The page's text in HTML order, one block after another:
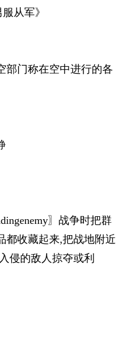
从军》
部门称在空中进行的各
〗战争时把群
都收藏起来,把战地附近
侵的敌人掠夺或利